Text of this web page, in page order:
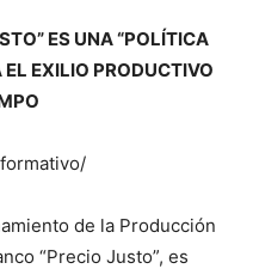
ES UNA “POLÍTICA
EXILIO PRODUCTIVO
de la Producción
“Precio Justo”, es